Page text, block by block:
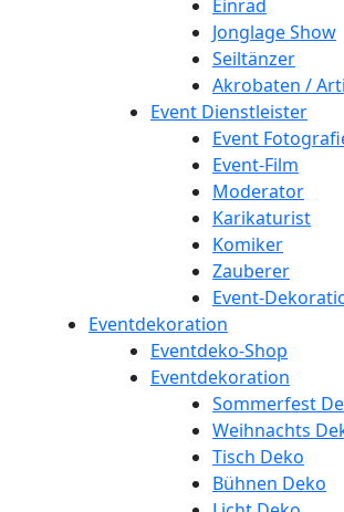
Einrad
Jonglage Show
Seiltänzer
Akrobaten /
Event Dienstleister
Event
Event-Film
Moderator
Karikaturist
Komiker
Zauberer
Event-
Eventdekoration
Eventdeko-Shop
Eventdekoration
Sommerfest
Weihnachts
Tisch Deko
Bühnen Deko